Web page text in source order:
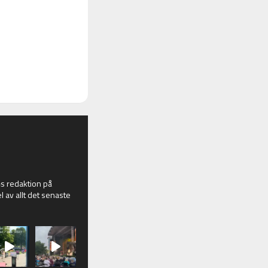
redaktion på
av allt det senaste